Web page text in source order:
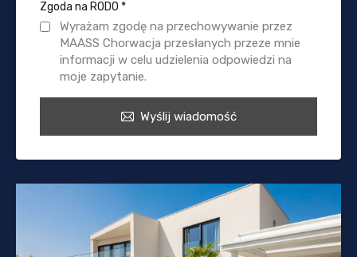
Zgoda na RODO *
Wyrażam zgodę na przechowywanie przez
MAASS Chorwacja przesłanych przeze mnie
informacji w celu udzielenia odpowiedzi na
moje zapytanie.
Wyślij wiadomość